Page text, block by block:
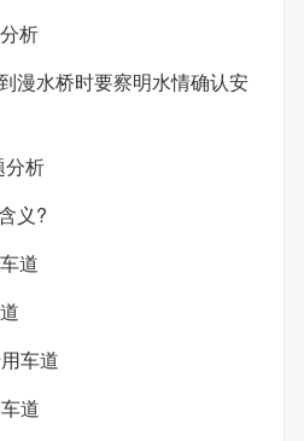
析
漫水桥时要察明水情确认安
分析
义?
道
车道
道